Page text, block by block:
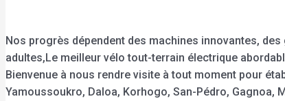
Nos progrès dépendent des machines innovantes,
adultes,Le meilleur vélo tout-terrain électrique
Bienvenue à nous rendre visite à tout moment pour
Yamoussoukro, Daloa, Korhogo, San-Pédro, Gagnoa,